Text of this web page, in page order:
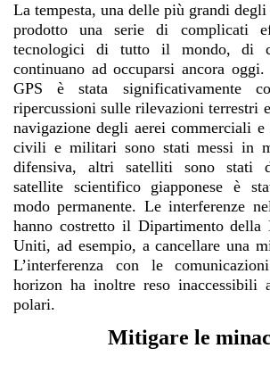
La tempesta, una delle più grandi
prodotto una serie di complicati
tecnologici di tutto il mondo, di
continuano ad occuparsi ancora oggi.
GPS è stata significativamente
ripercussioni sulle rilevazioni terrestri
navigazione degli aerei commerciali
civili e militari sono stati messi in
difensiva, altri satelliti sono stati
satellite scientifico giapponese è
modo permanente. Le interferenze
hanno costretto il Dipartimento della
Uniti, ad esempio, a cancellare una
L’interferenza con le
horizon ha inoltre reso inaccessibili
polari.
Mitigare le